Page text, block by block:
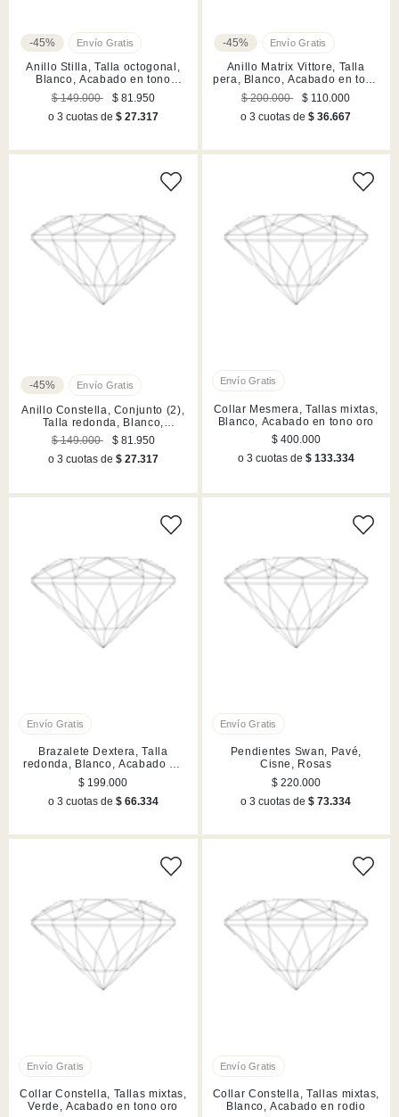
-45%
Anillo Stilla, Talla octogonal,
Blanco, Acabado en tono
plateado
$ 149.000
$ 81.950
o 3 cuotas de $ 27.317
-45%
Anillo Matrix Vittore, Talla
pera, Blanco, Acabado en tono
oro rosa
$ 200.000
$ 110.000
o 3 cuotas de$ 36.667
-45%
Anillo Constella, Conjunto (2),
Talla redonda, Blanco,
Acabado en rodio
$ 149.000
$ 81.950
o 3 cuotas de $ 27.317
Collar Mesmera, Tallas mixtas,
Blanco, Acabado en tono oro
$ 400.000
o 3 cuotas de $ 133.334
Brazalete Dextera, Talla
redonda, Blanco, Acabado en
tono oro
$ 199.000
o 3 cuotas de $ 66.334
Pendientes Swan, Pavé,
Cisne, Rosas
$ 220.000
o 3 cuotas de$ 73.334
Collar Constella, Tallas mixtas,
Verde, Acabado en tono oro
Collar Constella, Tallas mixtas,
Blanco, Acabado en rodio